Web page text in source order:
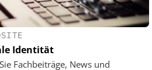
Identität
Fachbeiträge, News und
Digitalisierung im
Von digitaler